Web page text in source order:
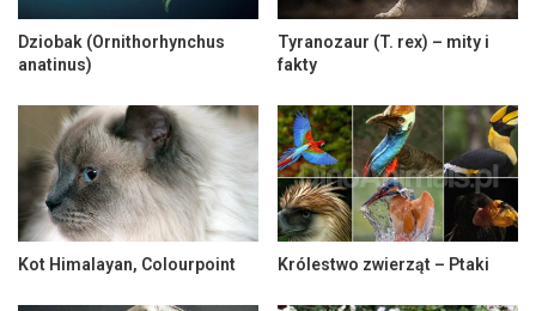
Dziobak (Ornithorhynchus
anatinus)
Tyranozaur (T. rex) – mity i
fakty
Kot Himalayan, Colourpoint Królestwo zwierząt – Ptaki